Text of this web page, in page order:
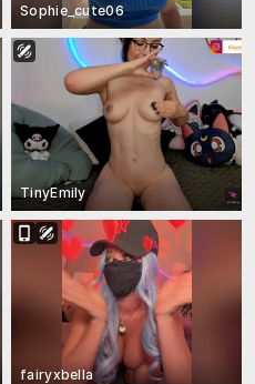
Sophie_cute06
TinyEmily
fairyxbella